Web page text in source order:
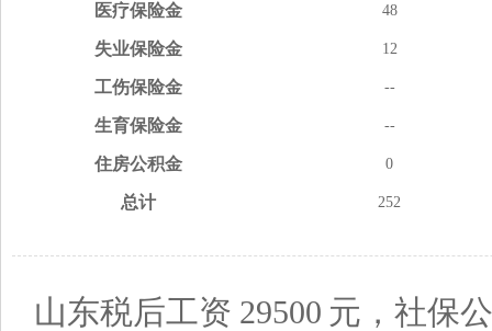
医疗保险金 48
失业保险金 12
工伤保险金 --
生育保险金 --
住房公积金 0
总计 252
山东税后工资 29500 元，社保